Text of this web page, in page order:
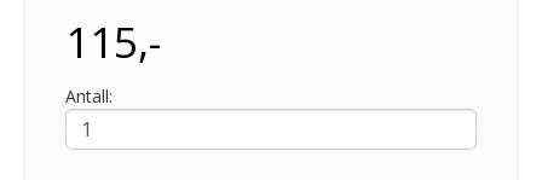
115,-
Antall: